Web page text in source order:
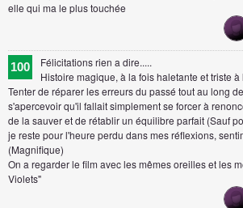
elle qui ma le plus touchée
100
Félicitations rien a dire.....
Histoire magique, à la fois haletante et triste à
Tenter de réparer les erreurs du passé tout au long
s'apercevoir qu'il fallait simplement se forcer à
de la sauver et de rétablir un équilibre parfait (Sauf
je reste pour l'heure perdu dans mes réflexions,
(Magnifique)
On a regarder le film avec les mêmes oreilles et les
Violets"